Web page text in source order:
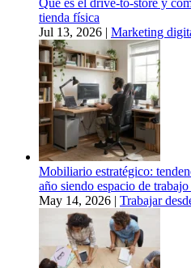
Qué es el drive-to-store y
tienda física
Jul 13, 2026 | Marketing
Mobiliario estratégico:
año siendo espacio de
May 14, 2026 | Trabajar